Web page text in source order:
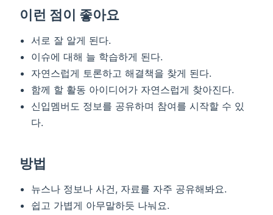
이런 점이 좋아요
서로 잘 알게 된다.
이슈에 대해 늘 학습하게 된다.
자연스럽게 토론하고 해결책을 찾게 된다.
함께 할 활동 아이디어가 자연스럽게 찾아진다.
신입멤버도 정보를 공유하며 참여를 시작할 수 있
다.
방법
뉴스나 정보나 사건, 자료를 자주 공유해봐요.
쉽고 가볍게 아무말하듯 나눠요.